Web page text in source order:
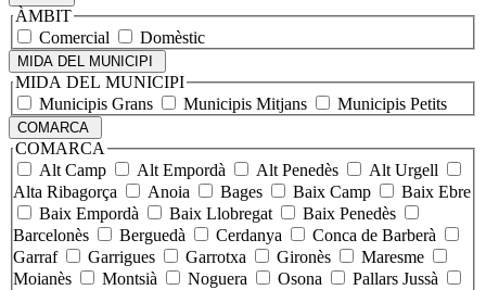
ÀMBIT
Comercial
Domèstic
MIDA DEL MUNICIPI
MIDA DEL MUNICIPI
Municipis Grans
Municipis Mitjans Municipis Petits
COMARCA
COMARCA
Alt Camp
Alt Empordà Alt Penedès
Alt Urgell
Alta Ribagorça
Anoia Bages Baix Camp
Baix Ebre
Baix Empordà
Baix Llobregat
Baix Penedès
Barcelonès
Berguedà Cerdanya
Conca de Barberà
Garraf
Garrigues Garrotxa Gironès
Maresme
Moianès
Montsià Noguera Osona
Pallars Jussà